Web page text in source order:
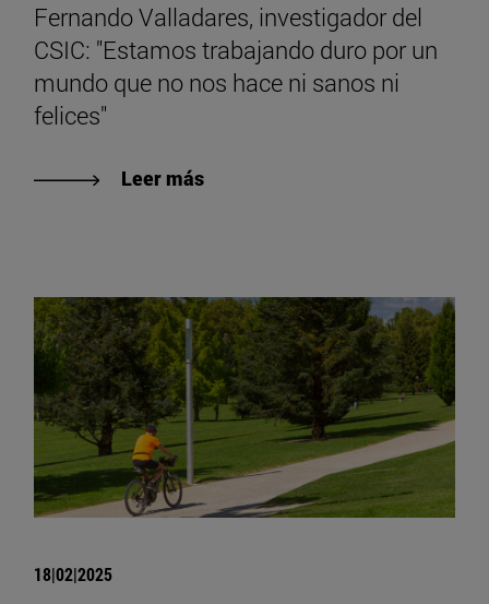
Fernando Valladares, investigador del
CSIC: "Estamos trabajando duro por un
mundo que no nos hace ni sanos ni
felices"
Leer más
18|02|2025